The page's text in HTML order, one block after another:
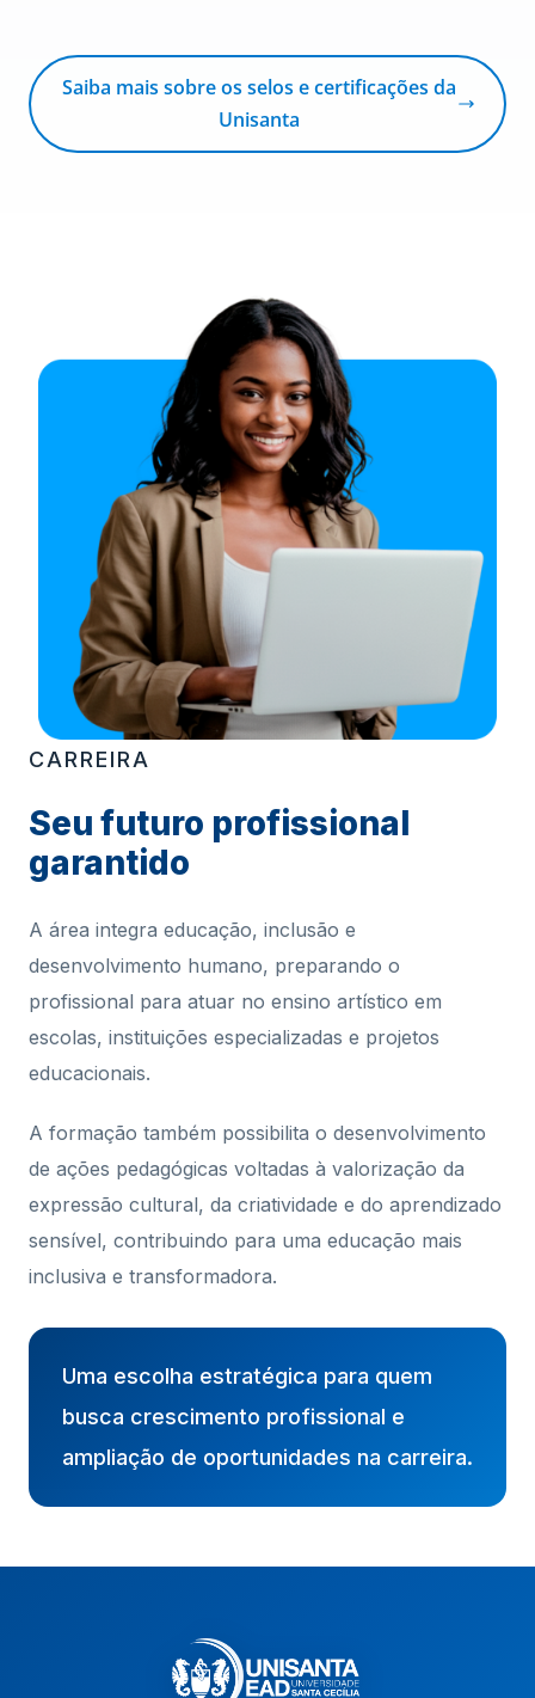
Saiba mais sobre os selos e certificações da
Unisanta
CARREIRA
Seu futuro profissional
garantido
A área integra educação, inclusão e
desenvolvimento humano, preparando o
profissional para atuar no ensino artístico em
escolas, instituições especializadas e projetos
educacionais.
A formação também possibilita o desenvolvimento
de ações pedagógicas voltadas à valorização da
expressão cultural, da criatividade e do aprendizado
sensível, contribuindo para uma educação mais
inclusiva e transformadora.
Uma escolha estratégica para quem
busca crescimento profissional e
ampliação de oportunidades na carreira.